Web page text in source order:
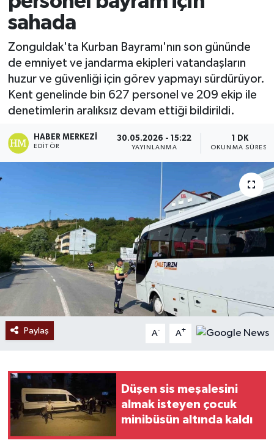
sahada
Zonguldak'ta Kurban Bayramı'nın son gününde
de emniyet ve jandarma ekipleri vatandaşların
huzur ve güvenliği için görev yapmayı sürdürüyor.
Kent genelinde bin 627 personel ve 209 ekip ile
denetimlerin aralıksız devam ettiği bildirildi.
HABER MERKEZI
EDITÖR
30.05.2026 - 15:22
YAYINLANMA
1 DK
OKUNMA SÜRESI
Paylaş A- A+
Düşen sis meşalesini
almak isteyen çocuk
minibüsün altında kaldı
Ekonomi
Sağlık
Tokat Haber